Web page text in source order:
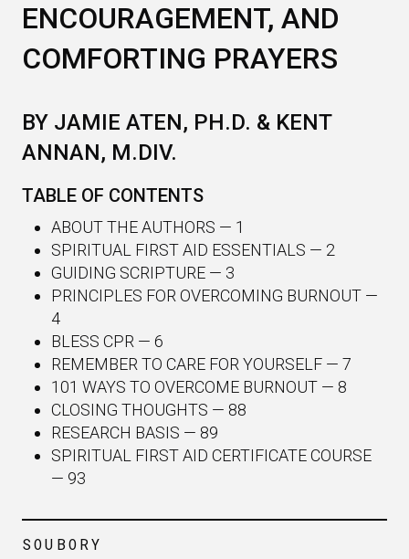
ENCOURAGEMENT, AND
COMFORTING PRAYERS
BY JAMIE ATEN, PH.D. & KENT
ANNAN, M.DIV.
TABLE OF CONTENTS
ABOUT THE AUTHORS — 1
SPIRITUAL FIRST AID ESSENTIALS — 2
GUIDING SCRIPTURE — 3
PRINCIPLES FOR OVERCOMING BURNOUT —
4
BLESS CPR — 6
REMEMBER TO CARE FOR YOURSELF — 7
101 WAYS TO OVERCOME BURNOUT — 8
CLOSING THOUGHTS — 88
RESEARCH BASIS — 89
SPIRITUAL FIRST AID CERTIFICATE COURSE
— 93
SOUBORY